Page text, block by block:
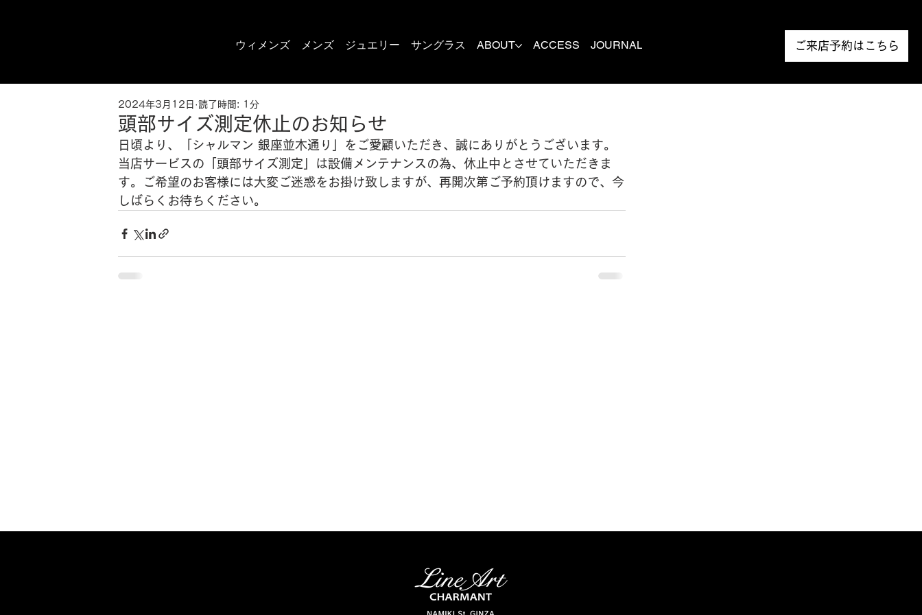
ウィメンズ メンズ ジュエリー サングラス ABOUT ACCESS JOURNAL ご来店予約はこちら
頭部サイズ測定休止のお知らせ
2024年3月12日 読了時間: 1分
日頃より、「シャルマン 銀座並木通り」をご愛顧いただき、誠にありがとうございます。
当店サービスの「頭部サイズ測定」は設備メンテナンスの為、休止中とさせていただきま
す。ご希望のお客様には大変ご迷惑をお掛け致しますが、再開次第ご予約頂けますので、今
しばらくお待ちください。